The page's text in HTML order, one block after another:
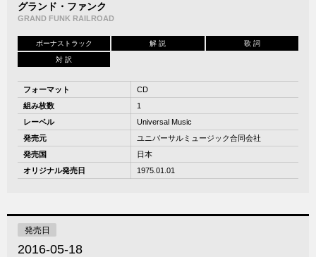
グランド・ファンク
GRAND FUNK RAILROAD
ボーナストラック 解 説 歌 詞
対 訳
フォーマット
CD
組み枚数
1
レーベル
Universal Music
発売元
ユニバーサルミュージック合同会社
発売国
日本
オリジナル発売日
1975.01.01
発売日
2016-05-18